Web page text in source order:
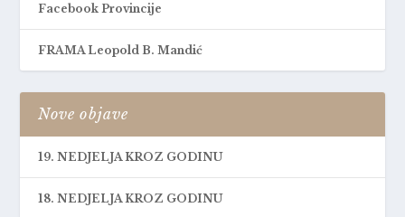
Facebook Provincije
FRAMA Leopold B. Mandić
Nove objave
19. NEDJELJA KROZ GODINU
18. NEDJELJA KROZ GODINU